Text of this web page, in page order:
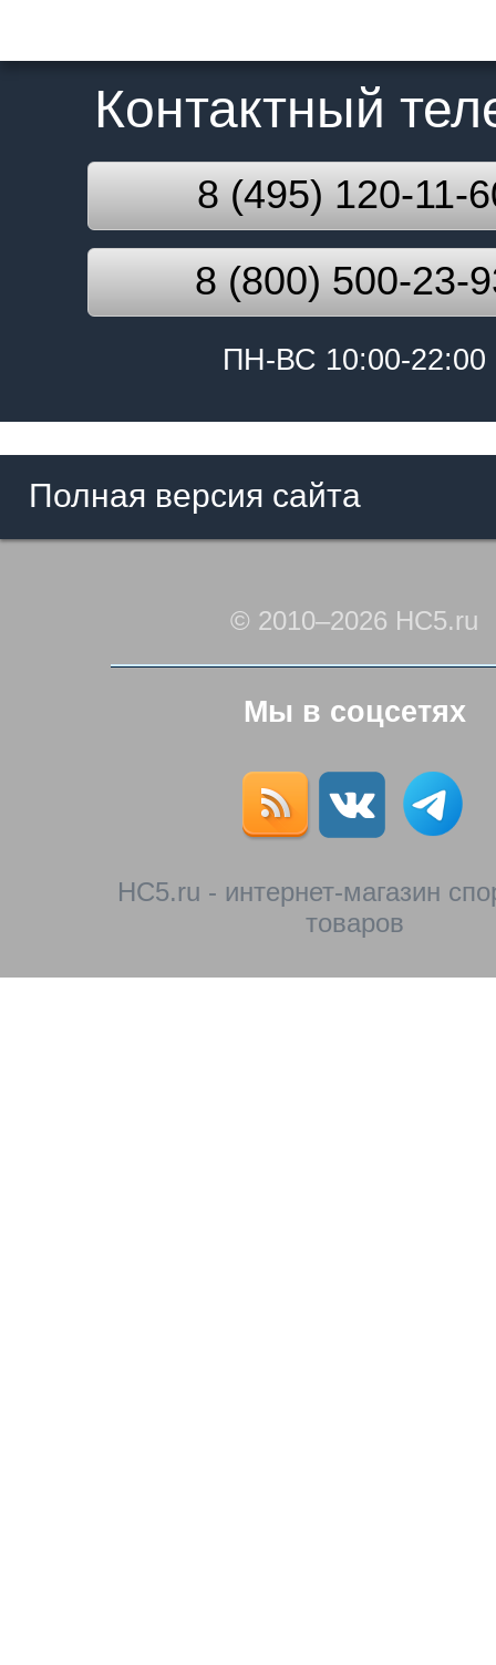
Контактный
8 (495) 120-11-
8 (800) 500-23-
ПН-ВС 10:00-22:00
Полная версия сайта
© 2010–2026 HC5.ru
Мы в соцсетях
HC5.ru - интернет-магазин
товаров